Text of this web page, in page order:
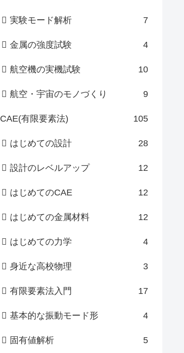
実験モード解析 7
金属の強度試験 4
航空機の実機試験 10
航空・宇宙のモノづくり 9
CAE(有限要素法) 105
はじめての設計 28
設計のレベルアップ 12
はじめてのCAE 12
はじめての金属材料 12
はじめての力学 4
身近な高校物理 3
有限要素法入門 17
基本的な振動モード形 4
固有値解析 5